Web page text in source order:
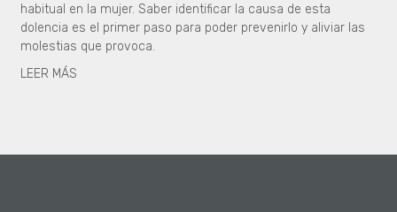
habitual en la mujer. Saber identificar la causa de esta
dolencia es el primer paso para poder prevenirlo y aliviar las
molestias que provoca.
LEER MÁS